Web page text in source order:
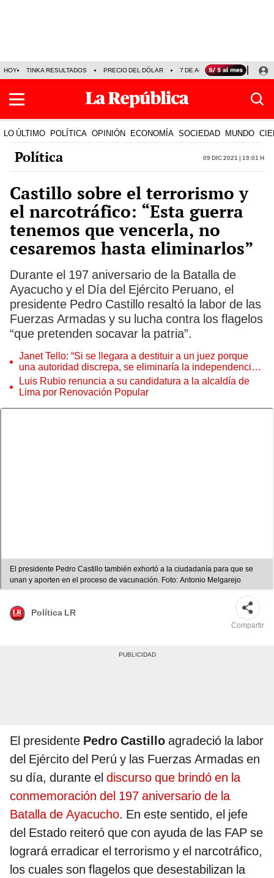
HOY TINKA RESULTADOS PRECIO DEL DÓLAR 7 DE AGOSTO OLLANTA
LO ÚLTIMO POLÍTICA OPINIÓN ECONOMÍA SOCIEDAD MUNDO
Política 09 Dic 2021 | 19:01 h
Castillo sobre el terrorismo y
el narcotráfico: “Esta guerra
tenemos que vencerla, no
cesaremos hasta eliminarlos”
Durante el 197 aniversario de la Batalla de
Ayacucho y el Día del Ejército Peruano, el
presidente Pedro Castillo resaltó la labor de las
Fuerzas Armadas y su lucha contra los flagelos
“que pretenden socavar la patria”.
Janet Tello: “Si se llegara a destituir a un juez porque
una autoridad discrepa, se eliminaría la independencia
judicial”
Luis Rubio renuncia a su candidatura a la alcaldía de
Lima por Renovación Popular
El presidente Pedro Castillo también exhortó a la ciudadanía para que se
unan y aporten en el proceso de vacunación. Foto: Antonio Melgarejo
Política LR
Compartir
El presidente Pedro Castillo agradeció la labor
del Ejército del Perú y las Fuerzas Armadas en
su día, durante el discurso que brindó en la
conmemoración del 197 aniversario de la
Batalla de Ayacucho. En este sentido, el jefe
del Estado reiteró que con ayuda de las FAP se
logrará erradicar el terrorismo y el narcotráfico,
los cuales son flagelos que desestabilizan la